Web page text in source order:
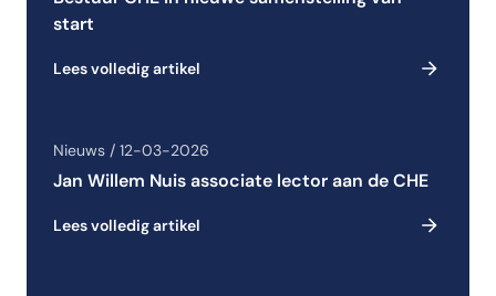
start
Lees volledig artikel
Nieuws / 12-03-2026
Jan Willem Nuis associate lector aan de CHE
Lees volledig artikel